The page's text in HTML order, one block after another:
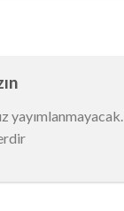
yayımlanmayacak.